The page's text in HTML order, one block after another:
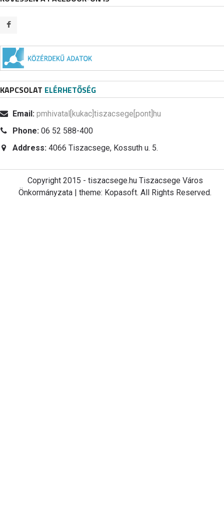
KAPCSOLAT ELÉRHETŐSÉG
Email: pmhivatal[kukac]tiszacsege[pont]hu
Phone: 06 52 588-400
Address: 4066 Tiszacsege, Kossuth u. 5.
Copyright 2015 - tiszacsege.hu Tiszacsege Város
Önkormányzata | theme: Kopasoft. All Rights Reserved.